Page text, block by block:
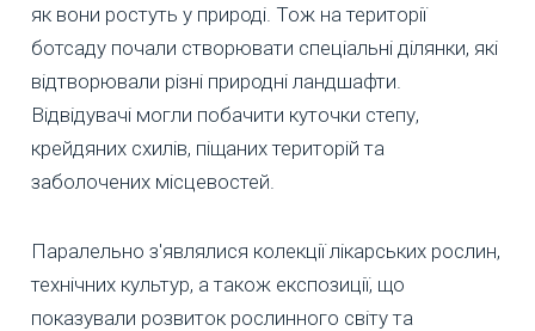
як вони ростуть у природі. Тож на території
ботсаду почали створювати спеціальні ділянки, які
відтворювали різні природні ландшафти.
Відвідувачі могли побачити куточки степу,
крейдяних схилів, піщаних територій та
заболочених місцевостей.
Паралельно з'являлися колекції лікарських рослин,
технічних культур, а також експозиції, що
показували розвиток рослинного світу та